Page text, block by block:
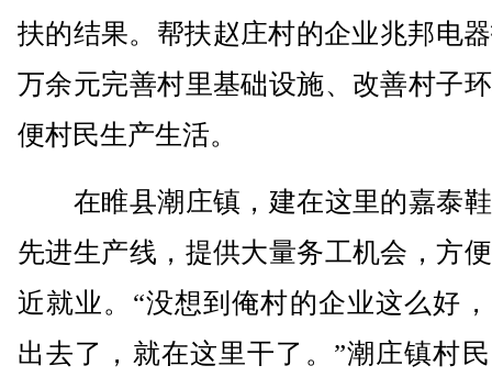
扶的结果。帮扶赵庄村的企业兆邦电
万余元完善村里基础设施、改善村子
便村民生产生活。
在睢县潮庄镇，建在这里的嘉泰
先进生产线，提供大量务工机会，方
近就业。“没想到俺村的企业这么好
出去了，就在这里干了。”潮庄镇村